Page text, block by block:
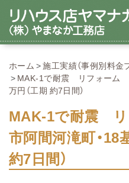
ホーム 施工実績（事例別料金
MAK-1で耐震 リフォーム
万円（工期 約7日間）
MAK-1で耐震
市阿間河滝町・18
約7日間）